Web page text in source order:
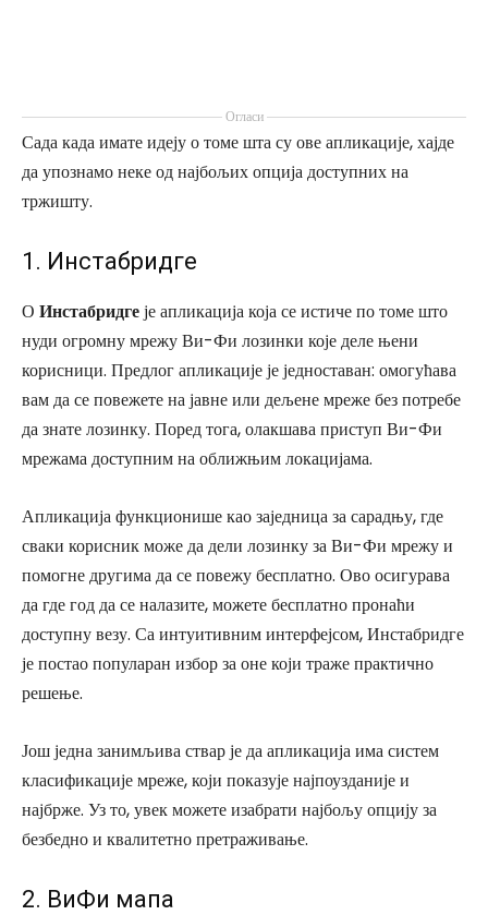
Огласи
Сада када имате идеју о томе шта су ове апликације, хајде
да упознамо неке од најбољих опција доступних на
тржишту.
1. Инстабридге
О Инстабридгеје апликација која се истиче по томе што
нуди огромну мрежу Ви-Фи лозинки које деле њени
корисници. Предлог апликације је једноставан: омогућава
вам да се повежете на јавне или дељене мреже без потребе
да знате лозинку. Поред тога, олакшава приступ Ви-Фи
мрежама доступним на оближњим локацијама.
Апликација функционише као заједница за сарадњу, где
сваки корисник може да дели лозинку за Ви-Фи мрежу и
помогне другима да се повежу бесплатно. Ово осигурава
да где год да се налазите, можете бесплатно пронаћи
доступну везу. Са интуитивним интерфејсом, Инстабридге
је постао популаран избор за оне који траже практично
решење.
Још једна занимљива ствар је да апликација има систем
класификације мреже, који показује најпоузданије и
најбрже. Уз то, увек можете изабрати најбољу опцију за
безбедно и квалитетно претраживање.
2. ВиФи мапа